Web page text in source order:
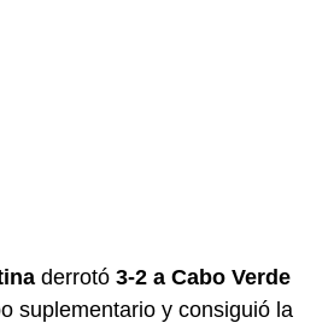
derrotó 3-2 a Cabo Verde
suplementario y consiguió la